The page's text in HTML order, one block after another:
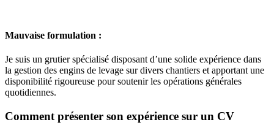
Mauvaise formulation :
Je suis un grutier spécialisé disposant d’une solide expérience dans
la gestion des engins de levage sur divers chantiers et apportant une
disponibilité rigoureuse pour soutenir les opérations générales
quotidiennes.
Comment présenter son expérience sur un CV